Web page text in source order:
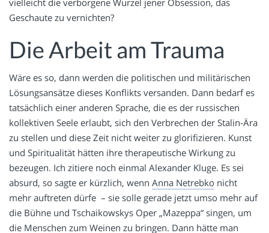
Geschaute zu vernichten?
Die Arbeit am Trauma
Wäre es so, dann werden die politischen und militärischen
Lösungsansätze dieses Konflikts versanden. Dann bedarf es
tatsächlich einer anderen Sprache, die es der russischen
kollektiven Seele erlaubt, sich den Verbrechen der Stalin-Ära
zu stellen und diese Zeit nicht weiter zu glorifizieren. Kunst
und Spiritualität hätten ihre therapeutische Wirkung zu
bezeugen. Ich zitiere noch einmal Alexander Kluge. Es sei
absurd, so sagte er kürzlich, wenn Anna Netrebko nicht
mehr auftreten dürfe – sie solle gerade jetzt umso mehr auf
die Bühne und Tschaikowskys Oper „Mazeppa“ singen, um
die Menschen zum Weinen zu bringen. Dann hätte man